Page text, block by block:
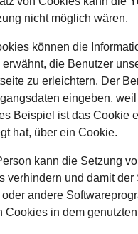
nicht möglich wären.
können die
die Benutzer
zu erleichtern. Der
eingeben,
Beispiel ist das Cookie
hat, über ein Cookie.
kann die Setzung
verhindern und damit
oder andere
Cookies in dem